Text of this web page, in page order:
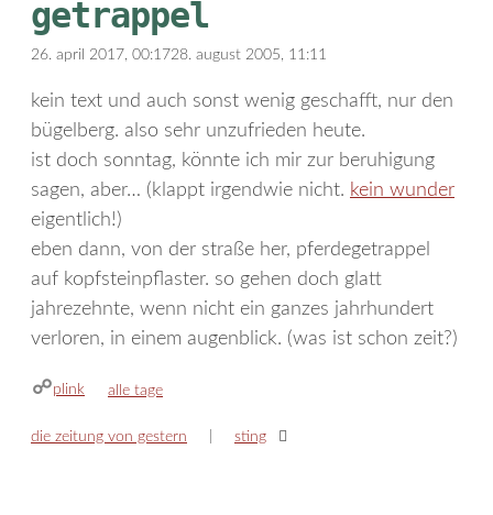
getrappel
26. april 2017, 00:1728. august 2005, 11:11
kein text und auch sonst wenig geschafft, nur den
bügelberg. also sehr unzufrieden heute.
ist doch sonntag, könnte ich mir zur beruhigung
sagen, aber… (klappt irgendwie nicht. kein wunder
eigentlich!)
eben dann, von der straße her, pferdegetrappel
auf kopfsteinpflaster. so gehen doch glatt
jahrezehnte, wenn nicht ein ganzes jahrhundert
verloren, in einem augenblick. (was ist schon zeit?)
plink kategorien
alle tage
die zeitung von gestern sting